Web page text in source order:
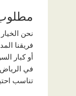
نحن
فريقنا
أو كبار
في
تناسب